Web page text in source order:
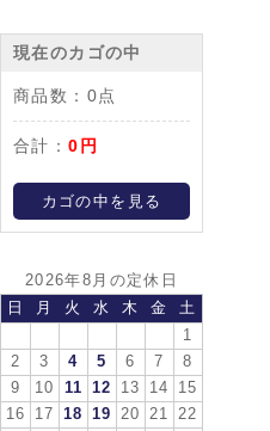
現在のカゴの中
商品数： 0点
合計：0円
カゴの中を見る
2026年8月の定休日
日
月 火 水 木 金
土
1
2
3 4 5 6 7
8
9
10 11 12 13 14
15
16
17 18 19 20 21
22